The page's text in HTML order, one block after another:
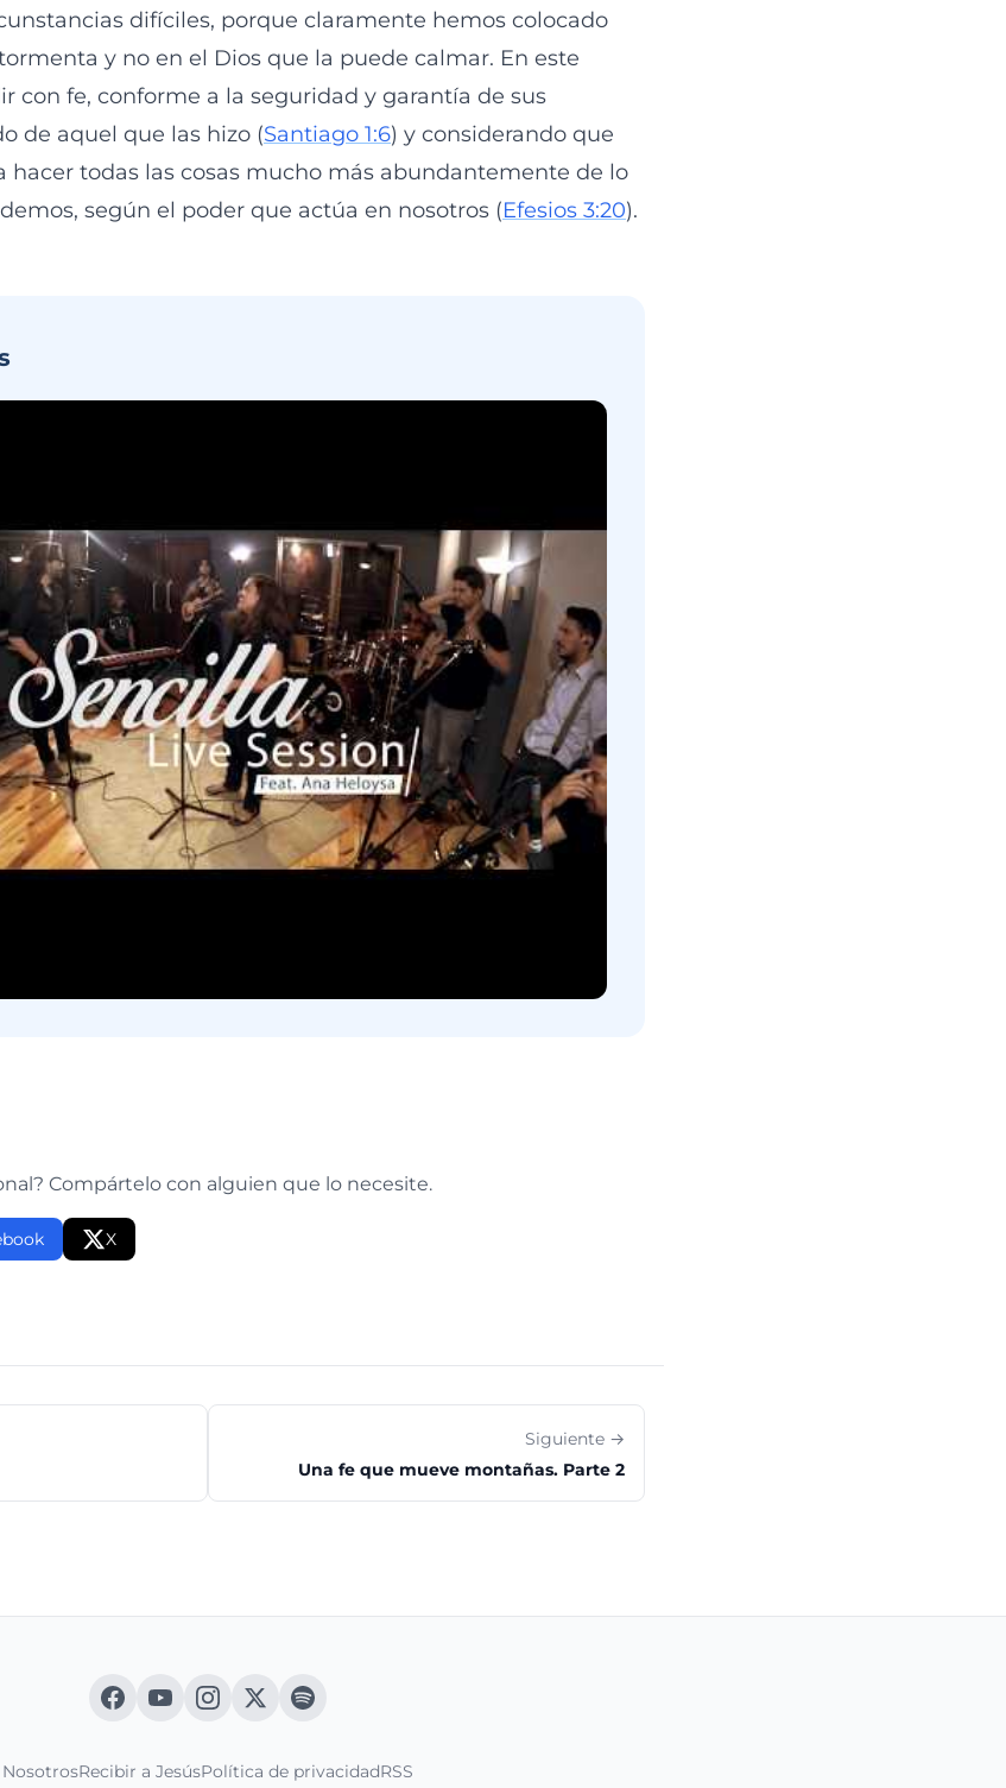
difíciles, porque claramente hemos colocado
y no en el Dios que la puede calmar. En este
con fe, conforme a la seguridad y garantía de sus
de aquel que las hizo (Santiago 1:6) y considerando que
hacer todas las cosas mucho más abundantemente de lo
según el poder que actúa en nosotros (Efesios 3:20).
Compártelo con alguien que lo necesite.
X
Siguiente →
Una fe que mueve montañas. Parte 2
NosotrosRecibir a JesúsPolítica de privacidadRSS